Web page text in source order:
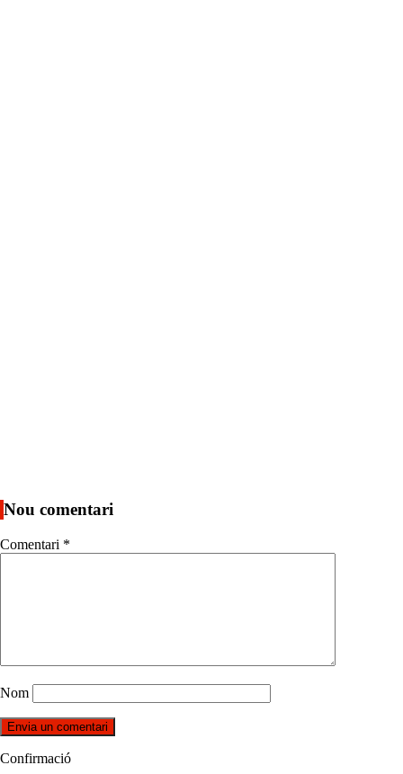
Nou comentari
Comentari *
Nom
Confirmació